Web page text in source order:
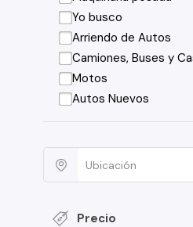
Yo busco
Arriendo de Autos
Camiones, Buses y
Motos
Autos Nuevos
Precio